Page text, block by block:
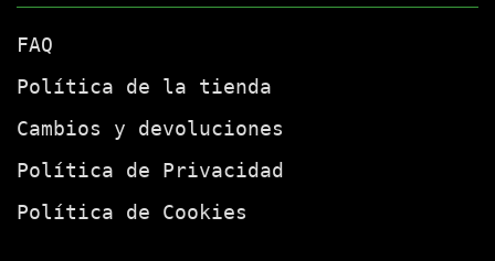
FAQ
Política de la tienda
Cambios y devoluciones
Política de Privacidad
Política de Cookies